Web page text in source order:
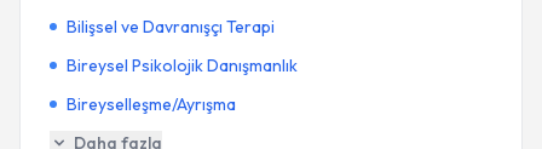
Bilişsel ve Davranışçı Terapi
Bireysel Psikolojik Danışmanlık
Bireyselleşme/Ayrışma
Daha fazla